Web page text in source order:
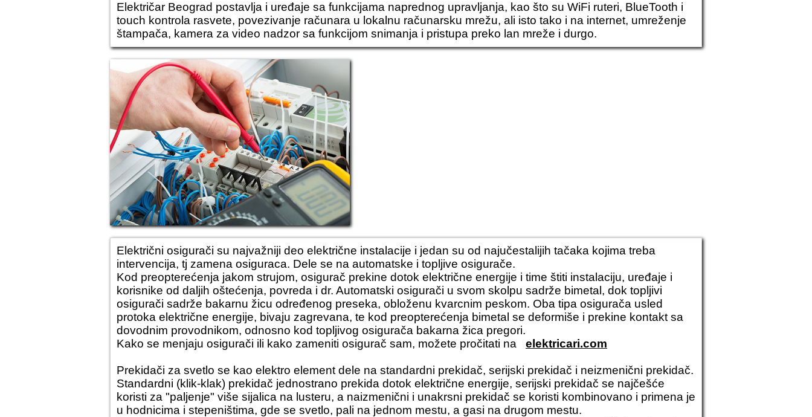
Električar Beograd postavlja i uređaje sa funkcijama naprednog upravljanja, kao što su WiFi ruteri, BlueTooth i
touch kontrola rasvete, povezivanje računara u lokalnu računarsku mrežu, ali isto tako i na internet, umreženje
štampača, kamera za video nadzor sa funkcijom snimanja i pristupa preko lan mreže i durgo.
Električni osigurači su najvažniji deo električne instalacije i jedan su od najučestalijih tačaka kojima treba
intervencija, tj zamena osiguraca. Dele se na automatske i topljive osigurače.
Kod preopterećenja jakom strujom, osigurač prekine dotok električne energije i time štiti instalaciju, uređaje i
korisnike od daljih oštećenja, povreda i dr. Automatski osigurači u svom skolpu sadrže bimetal, dok topljivi
osigurači sadrže bakarnu žicu određenog preseka, obloženu kvarcnim peskom. Oba tipa osigurača usled
protoka električne energije, bivaju zagrevana, te kod preopterećenja bimetal se deformiše i prekine kontakt sa
dovodnim provodnikom, odnosno kod topljivog osigurača bakarna žica pregori.
Kako se menjaju osigurači ili kako zameniti osigurač sam, možete pročitati na elektricari.com
Prekidači za svetlo se kao elektro element dele na standardni prekidač, serijski prekidač i neizmenični prekidač.
Standardni (klik-klak) prekidač jednostrano prekida dotok električne energije, serijski prekidač se najčešće
koristi za "paljenje" više sijalica na lusteru, a naizmenični i unakrsni prekidač se koristi kombinovano i primena je
u hodnicima i stepeništima, gde se svetlo, pali na jednom mestu, a gasi na drugom mestu.